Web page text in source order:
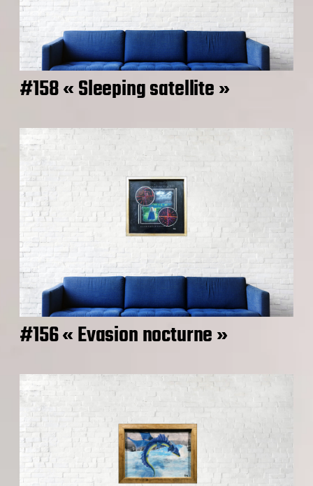
#158 « Sleeping satellite »
#156 « Evasion nocturne »